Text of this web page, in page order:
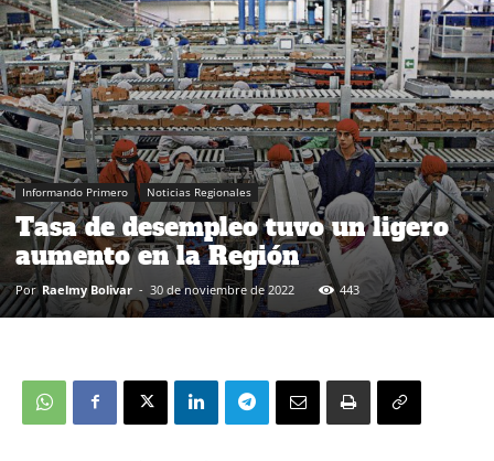
Informando Primero Noticias Regionales
Tasa de desempleo tuvo un ligero
aumento en la Región
Por Raelmy Bolivar - 30 de noviembre de 2022 443